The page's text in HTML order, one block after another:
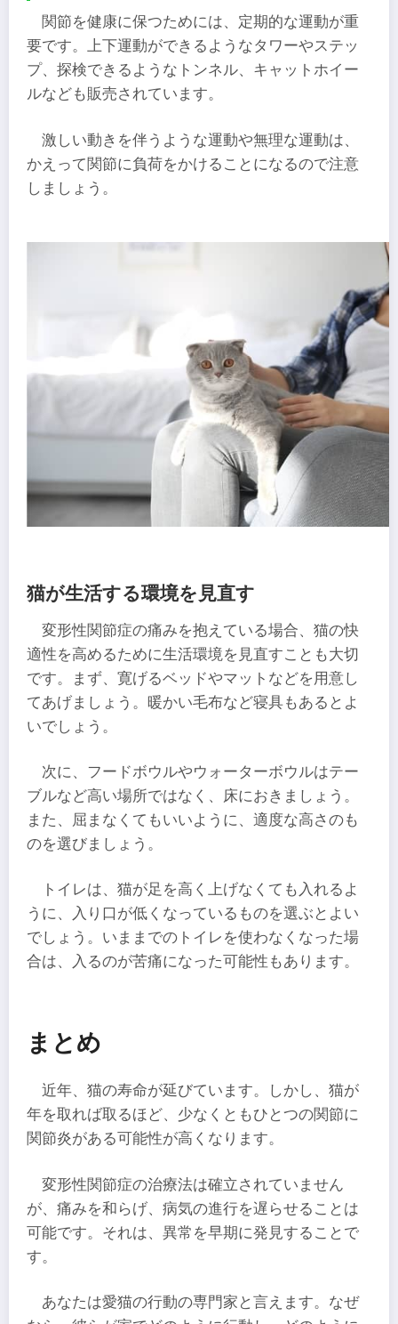
関節を健康に保つためには、定期的な運動が重
要です。上下運動ができるようなタワーやステッ
プ、探検できるようなトンネル、キャットホイー
ルなども販売されています。
激しい動きを伴うような運動や無理な運動は、
かえって関節に負荷をかけることになるので注意
しましょう。
猫が生活する環境を見直す
変形性関節症の痛みを抱えている場合、猫の快
適性を高めるために生活環境を見直すことも大切
です。まず、寛げるベッドやマットなどを用意し
てあげましょう。暖かい毛布など寝具もあるとよ
いでしょう。
次に、フードボウルやウォーターボウルはテー
ブルなど高い場所ではなく、床におきましょう。
また、屈まなくてもいいように、適度な高さのも
のを選びましょう。
トイレは、猫が足を高く上げなくても入れるよ
うに、入り口が低くなっているものを選ぶとよい
でしょう。いままでのトイレを使わなくなった場
合は、入るのが苦痛になった可能性もあります。
まとめ
近年、猫の寿命が延びています。しかし、猫が
年を取れば取るほど、少なくともひとつの関節に
関節炎がある可能性が高くなります。
変形性関節症の治療法は確立されていません
が、痛みを和らげ、病気の進行を遅らせることは
可能です。それは、異常を早期に発見することで
す。
あなたは愛猫の行動の専門家と言えます。なぜ